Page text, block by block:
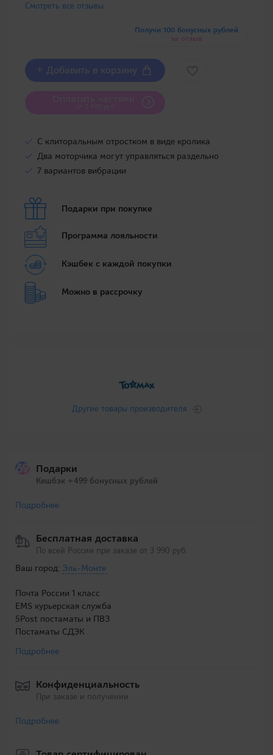
Смотреть все отзывы
Получи 100 бонусных рублей
за отзыв
+ Добавить в корзину
С клиторальным отростком в виде кролика
Два моторчика могут управляться раздельно
7 вариантов вибрации
Подарки при покупке
Программа лояльности
Кэшбек с каждой покупки
Можно в рассрочку
Другие товары производителя
Подарки
Кешбэк +499 бонусных рублей
Подробнее
Бесплатная доставка
По всей России при заказе от 3 990 руб.
Ваш город: Эль-Монте
Почта России 1 класс
EMS курьерская служба
5Post постаматы и ПВЗ
Постаматы СДЭК
Подробнее
Конфиденциальность
При заказе и получении
Подробнее